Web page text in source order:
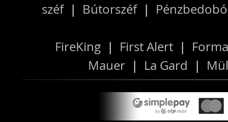
széf| Bútorszéf|
FireKing | First Alert |
Mauer | La Gard |